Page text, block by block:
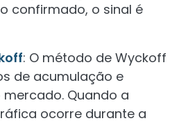
confirmado, o sinal é
: O método de Wyckoff
de acumulação e
Quando a
ocorre durante a